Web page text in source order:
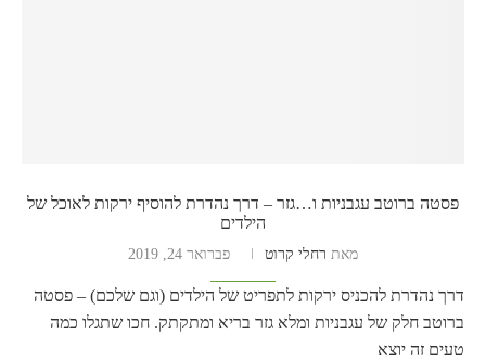
פסטה ברוטב עגבניות ו…גזר – דרך נהדרת להוסיף ירקות לאוכל של
הילדים
מאת רחלי קרוט פברואר 24, 2019
דרך נהדרת להכניס ירקות לתפריט של הילדים (וגם שלכם) – פסטה
ברוטב חלק של עגבניות ומלא גזר בריא ומתקתק. חכו שתגלו כמה
טעים זה יוצא